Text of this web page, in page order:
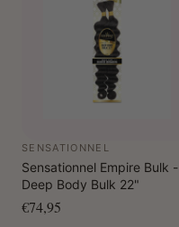
SENSATIONNEL
Sensationnel Empire Bulk -
Deep Body Bulk 22"
€74,95